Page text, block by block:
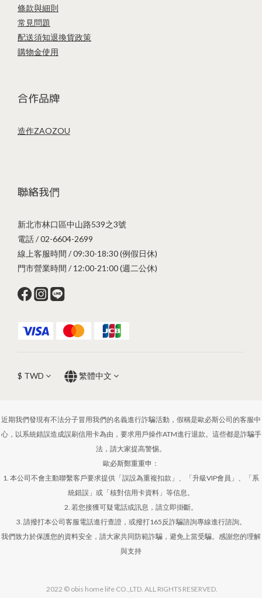
條款與細則
常見問題
配送須知退換貨政策
購物金使用
合作品牌
造作ZAOZOU
聯絡我們
新北市林口區中山路539之3號
電話 / 02-6604-2699
線上客服時間 / 09:30-18:30 (例假日休)
門市營業時間 / 12:00-21:00 (週二公休)
$ TWD 繁體中文
近期我們發現有不法分子冒用我們的名義進行詐騙活動，假稱是歐必斯公司的客服中
心，以系統錯誤造成誤刷信用卡為由，要求用戶操作ATM進行退款。這些都是詐騙手
法，請大家提高警惕。
歐必斯鄭重重申：
1. 本公司不會主動聯繫客戶要求提供「誤設為重複扣款」、「升級VIP會員」、「系
統錯誤」或「核對信用卡資料」等信息。
2. 若您接獲可疑電話或訊息，請立即掛斷。
3. 請撥打本公司客服電話進行查證，或撥打165反詐騙諮詢專線進行諮詢。
我們致力於保護您的資料安全，請大家共同防範詐騙，避免上當受騙。感謝您的理解
與支持
2022 © obis home life CO.,LTD. ALL RIGHTS RESERVED.